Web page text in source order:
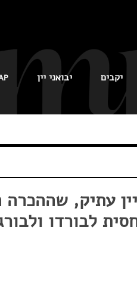
יקבים יבואני יין
עתיק, שההכרה
לבורדו